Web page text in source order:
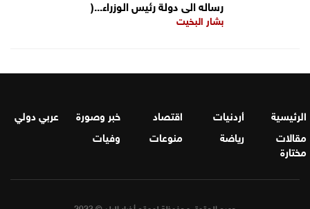
)...رساله الى دولة رئيس الوزراء
بشار البخيت
الرئيسية أردنيات اقتصاد خبر وصورة
عربي دولي
مقالات
مختارة
رياضة منوعات وفيات